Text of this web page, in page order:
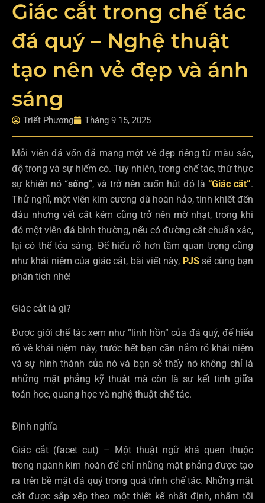
Giác cắt trong chế tác
đá quý – Nghệ thuật
tạo nên vẻ đẹp và ánh
sáng
Triết Phương Tháng 9 15, 2025
Mỗi viên đá vốn đã mang một vẻ đẹp riêng từ màu sắc,
độ trong và sự hiếm có. Tuy nhiên, trong chế tác, thứ thực
sự khiến nó “sống”, và trở nên cuốn hút đó là “Giác cắt”.
Thử nghĩ, một viên kim cương dù hoàn hảo, tinh khiết đến
đâu nhưng vết cắt kém cũng trở nên mờ nhạt, trong khi
đó một viên đá bình thường, nếu có đường cắt chuẩn xác,
lại có thể tỏa sáng. Để hiểu rõ hơn tầm quan trọng cũng
như khái niệm của giác cắt, bài viết này, PJSsẽ cùng bạn
phân tích nhé!
Giác cắt là gì?
Được giới chế tác xem như “linh hồn” của đá quý, để hiểu
rõ về khái niệm này, trước hết bạn cần nắm rõ khái niệm
và sự hình thành của nó và bạn sẽ thấy nó không chỉ là
những mặt phẳng kỹ thuật mà còn là sự kết tinh giữa
toán học, quang học và nghệ thuật chế tác.
Định nghĩa
Giác cắt (facet cut) – Một thuật ngữ khá quen thuộc
trong ngành kim hoàn để chỉ những mặt phẳng được tạo
ra trên bề mặt đá quý trong quá trình chế tác. Những mặt
cắt được sắp xếp theo một thiết kế nhất định, nhằm tối